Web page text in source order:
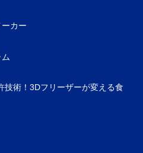
カー
技術！3Dフリーザーが変える食